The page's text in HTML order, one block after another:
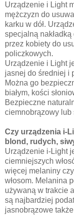
Urządzenie i Light
mężczyzn do
karku w dół.
specjalną
przez kobiety do
policzkowych.
Urządzenie i Light
jasnej do średniej i
Można go
białym, kości
Bezpieczne
ciemnobrązowy lub
Czy urządzenia i-
blond, rudych,
Urządzenie i-Light
ciemniejszych
więcej melaniny
włosom. Melanina
używaną w trakcie
są najbardziej
jasnobrązowe